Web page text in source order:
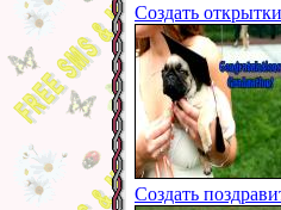
Создать
Создать